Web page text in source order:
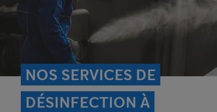
NOS SERVICES DE
DÉSINFECTION À